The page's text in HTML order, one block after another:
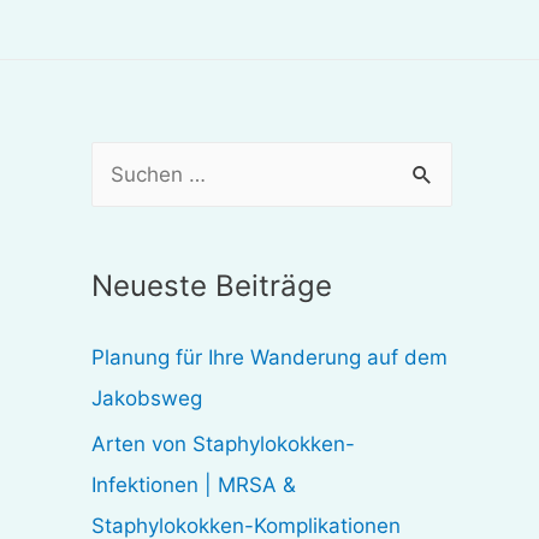
h
n
n
a
c
h
Neueste Beiträge
Planung für Ihre Wanderung auf dem
Jakobsweg
Arten von Staphylokokken-
Infektionen | MRSA &
Staphylokokken-Komplikationen